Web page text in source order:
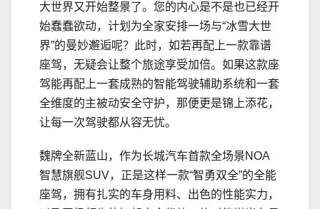
大世界又开始整景了。您的内心是不是也已经开
始蠢蠢欲动，计划为全家安排一场与“冰雪大世
界”的曼妙邂逅呢？此时，如若再配上一款靠谱
座驾，无疑会让整个旅途享受加倍。如果这款座
驾能再配上一套成熟的智能驾驶辅助系统和一套
全维度的主被动安全守护，那便更是锦上添花，
让每一次驾驶都从容无忧。
魏牌全新蓝山，作为长城汽车首款全场景NOA
智慧旗舰SUV，正是这样一款“智勇双全”的全能
座驾，拥有扎实的车身用料、出色的性能实力，